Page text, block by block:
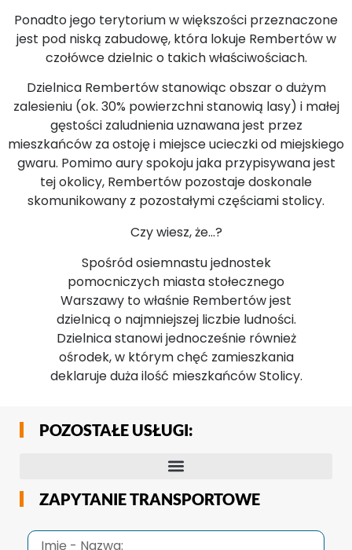
Ponadto jego terytorium w większości przeznaczone
jest pod niską zabudowę, która lokuje Rembertów w
czołówce dzielnic o takich właściwościach.
Dzielnica Rembertów stanowiąc obszar o dużym
zalesieniu (ok. 30% powierzchni stanowią lasy) i małej
gęstości zaludnienia uznawana jest przez
mieszkańców za ostoję i miejsce ucieczki od miejskiego
gwaru. Pomimo aury spokoju jaka przypisywana jest
tej okolicy, Rembertów pozostaje doskonale
skomunikowany z pozostałymi częściami stolicy.
Czy wiesz, że…?
Spośród osiemnastu jednostek
pomocniczych miasta stołecznego
Warszawy to właśnie Rembertów jest
dzielnicą o najmniejszej liczbie ludności.
Dzielnica stanowi jednocześnie również
ośrodek, w którym chęć zamieszkania
deklaruje duża ilość mieszkańców Stolicy.
POZOSTAŁE USŁUGI:
ZAPYTANIE TRANSPORTOWE